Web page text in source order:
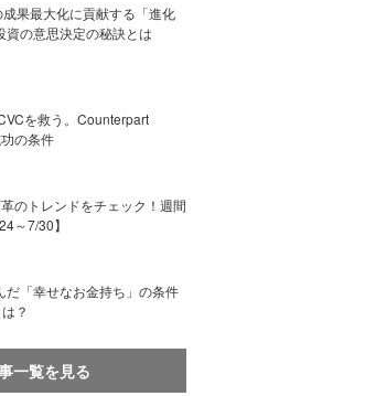
果最大化に貢献する「進化
の意思決定の秘訣とは
を救う。Counterpart
の条件
のトレンドをチェック！週間
～7/30】
「幸せなお金持ち」の条件
？
一覧を見る